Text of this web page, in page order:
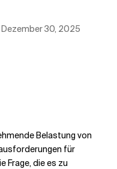
Dezember 30, 2025
Belastung von
für
Frage, die es zu